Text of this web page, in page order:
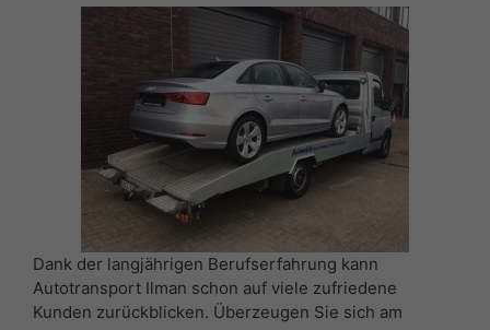
Dank der langjährigen Berufserfahrung kann
Autotransport Ilman schon auf viele zufriedene
Kunden zurückblicken. Überzeugen Sie sich am